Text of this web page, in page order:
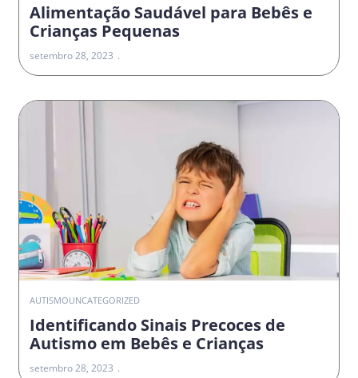
Alimentação Saudável para Bebês e
Crianças Pequenas
setembro 28, 2023
AUTISMOUNCATEGORIZED
Identificando Sinais Precoces de
Autismo em Bebês e Crianças
setembro 28, 2023